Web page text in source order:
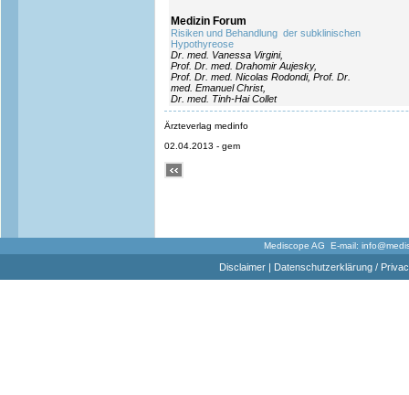
Medizin Forum
Risiken und Behandlung der subklinischen
Hypothyreose
Dr. med. Vanessa Virgini,
Prof. Dr. med. Drahomir Aujesky,
Prof. Dr. med. Nicolas Rodondi, Prof. Dr.
med. Emanuel Christ,
Dr. med. Tinh-Hai Collet
Ärzteverlag medinfo
02.04.2013 - gem
Mediscope AG E-mail:
Disclaimer| Datenschutzerklärung /